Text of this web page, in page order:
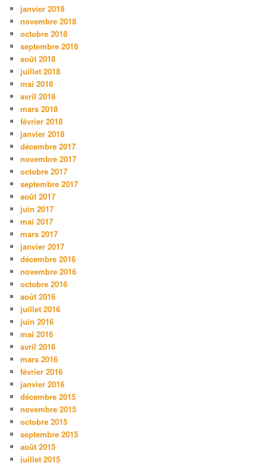
janvier 2019
novembre 2018
octobre 2018
septembre 2018
août 2018
juillet 2018
mai 2018
avril 2018
mars 2018
février 2018
janvier 2018
décembre 2017
novembre 2017
octobre 2017
septembre 2017
août 2017
juin 2017
mai 2017
mars 2017
janvier 2017
décembre 2016
novembre 2016
octobre 2016
août 2016
juillet 2016
juin 2016
mai 2016
avril 2016
mars 2016
février 2016
janvier 2016
décembre 2015
novembre 2015
octobre 2015
septembre 2015
août 2015
juillet 2015